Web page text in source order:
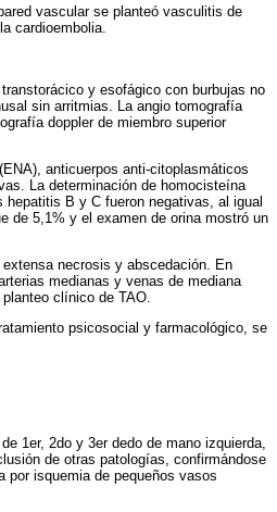
vascular se planteó vasculitis de
cardioembolia.
y esofágico con burbujas no
sin arritmias. La angio tomografía
doppler de miembro superior
anticuerpos anti-citoplasmáticos
La determinación de homocisteína
B y C fueron negativas, al igual
de 5,1% y el examen de orina mostró un
necrosis y abscedación. En
medianas y venas de mediana
clínico de TAO.
psicosocial y farmacológico, se
1er, 2do y 3er dedo de mano izquierda,
de otras patologías, confirmándose
por isquemia de pequeños vasos